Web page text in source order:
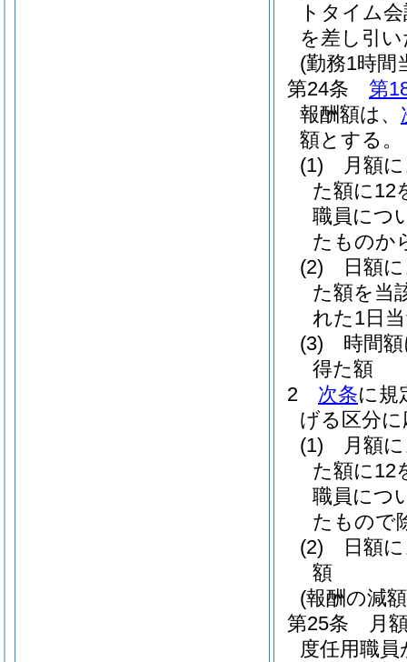
トタイム
を差し引
(勤務1時間
第24条
第
報酬額は、
額とする。
(1)
月額
た額に12
職員につ
たものか
(2)
日額
た額を当
れた1日
(3)
時間
得た額
2
次条に規
げる区分
(1)
月額
た額に12
職員につ
たもので
(2)
日額
額
(報酬の減
第25条
月
度任用職